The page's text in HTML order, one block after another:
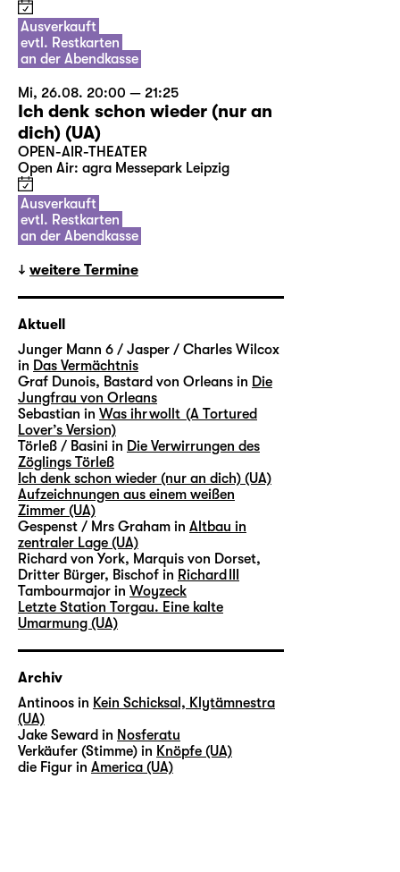
Ausverkauft
evtl. Restkarten
an der Abendkasse
Mi, 26.08. 20:00 — 21:25
Ich denk schon wieder (nur an
dich) (UA)
OPEN-AIR-THEATER
Open Air: agra Messepark Leipzig
Ausverkauft
evtl. Restkarten
an der Abendkasse
weitere Termine
Aktuell
Junger Mann 6 / Jasper / Charles Wilcox
in Das Vermächtnis
Graf Dunois, Bastard von Orleans in Die
Jungfrau von Orleans
Sebastian in Was ihr wollt (A Tortured
Lover’s Version)
Törleß / Basini in Die Verwirrungen des
Zöglings Törleß
Ich denk schon wieder (nur an dich) (UA)
Aufzeichnungen aus einem weißen
Zimmer (UA)
Gespenst / Mrs Graham in Altbau in
zentraler Lage (UA)
Richard von York, Marquis von Dorset,
Dritter Bürger, Bischof in Richard III
Tambourmajor in Woyzeck
Letzte Station Torgau. Eine kalte
Umarmung (UA)
Archiv
Antinoos in Kein Schicksal, Klytämnestra
(UA)
Jake Seward in Nosferatu
Verkäufer (Stimme) in Knöpfe (UA)
die Figur in America (UA)